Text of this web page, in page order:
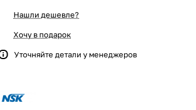
Нашли дешевле?
Хочу в подарок
Уточняйте детали у менеджеров